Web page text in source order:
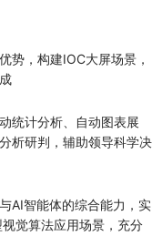
势，构建IOC大屏场景，
统计分析、自动图表展
析研判，辅助领导科学决
AI智能体的综合能力，实
觉算法应用场景，充分